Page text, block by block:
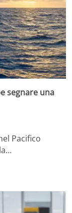
segnare una
Pacifico